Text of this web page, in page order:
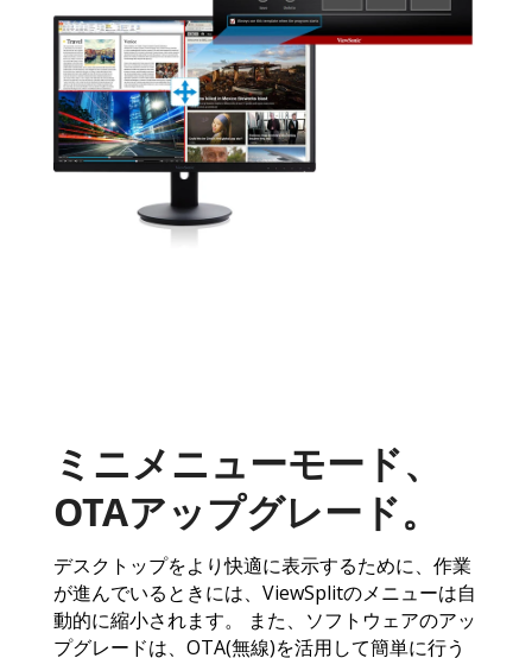
ミニメニューモード、
OTAアップグレード。
デスクトップをより快適に表示するために、作業
が進んでいるときには、ViewSplitのメニューは自
動的に縮小されます。 また、ソフトウェアのアッ
プグレードは、OTA(無線)を活用して簡単に行う